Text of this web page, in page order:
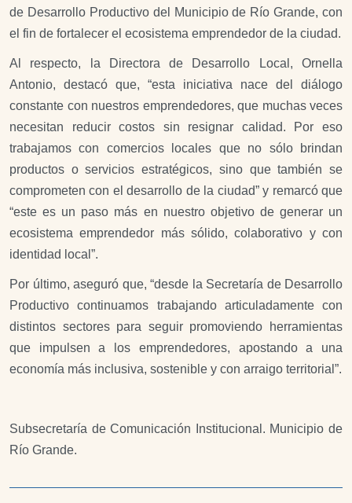
de Desarrollo Productivo del Municipio de Río Grande, con
el fin de fortalecer el ecosistema emprendedor de la ciudad.
Al respecto, la Directora de Desarrollo Local, Ornella
Antonio, destacó que, “esta iniciativa nace del diálogo
constante con nuestros emprendedores, que muchas veces
necesitan reducir costos sin resignar calidad. Por eso
trabajamos con comercios locales que no sólo brindan
productos o servicios estratégicos, sino que también se
comprometen con el desarrollo de la ciudad” y remarcó que
“este es un paso más en nuestro objetivo de generar un
ecosistema emprendedor más sólido, colaborativo y con
identidad local”.
Por último, aseguró que, “desde la Secretaría de Desarrollo
Productivo continuamos trabajando articuladamente con
distintos sectores para seguir promoviendo herramientas
que impulsen a los emprendedores, apostando a una
economía más inclusiva, sostenible y con arraigo territorial”.
Subsecretaría de Comunicación Institucional. Municipio de
Río Grande.